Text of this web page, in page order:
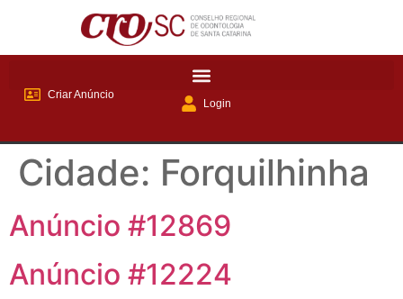
Criar Anúncio
Login
Cidade: Forquilhinha
Anúncio #12869
Anúncio #12224